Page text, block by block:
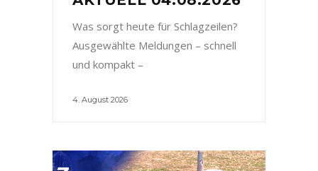
Was sorgt heute für Schlagzeilen?
Ausgewählte Meldungen – schnell
und kompakt –
4. August 2026